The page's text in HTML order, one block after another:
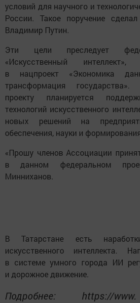
условий для научного и
России. Такое поручение
Владимир Путин.
Эти цели преследует
«Искусственный
в нацпроект «Экономика
трансформация
проекту планируется
технологий искусственного
новых решений на
обеспечения, науки и
«Прошу членов Ассоциации
в данном федеральном
Минниханов.
В Татарстане есть
искусственного интеллекта.
в системе умного города ИИ
и дорожное движение.
Подробнее: https://